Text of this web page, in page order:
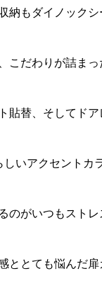
納もダイノックシ
こだわりが詰まっ
貼替、そしてド
いアクセントカ
のがいつもストレ
ととても悩んだ扉